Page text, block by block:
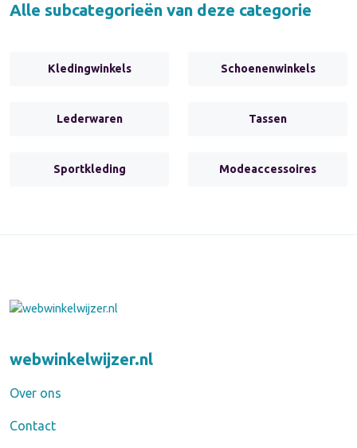
Alle subcategorieën van deze categorie
Kledingwinkels Schoenenwinkels
Lederwaren Tassen
Sportkleding Modeaccessoires
webwinkelwijzer.nl
Over ons
Contact